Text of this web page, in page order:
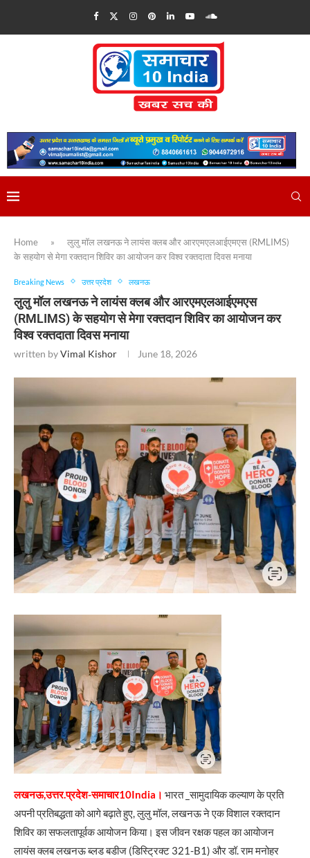
Home »
लुलु मॉल लखनऊ ने लायंस क्लब और आरएमएलआईएमएस (RMLIMS)
के सहयोग से मेगा रक्तदान शिविर का आयोजन कर विश्व रक्तदाता दिवस मनाया
Breaking News उत्तर प्रदेश लखनऊ
लुलु मॉल लखनऊ ने लायंस क्लब और आरएमएलआईएमएस
(RMLIMS) के सहयोग से मेगा रक्तदान शिविर का आयोजन कर
विश्व रक्तदाता दिवस मनाया
written byVimal Kishor June 18, 2026
लखनऊ,उत्तर.प्रदेश-समाचार10India। भारत _सामुदायिक कल्याण के प्रति
अपनी प्रतिबद्धता को आगे बढ़ाते हुए, लुलु मॉल, लखनऊ ने एक विशाल रक्तदान
शिविर का सफलतापूर्वक आयोजन किया। इस जीवन रक्षक पहल का आयोजन
लायंस क्लब लखनऊ ब्लड बडीज (डिस्ट्रिक्ट 321-B1) और डॉ. राम मनोहर